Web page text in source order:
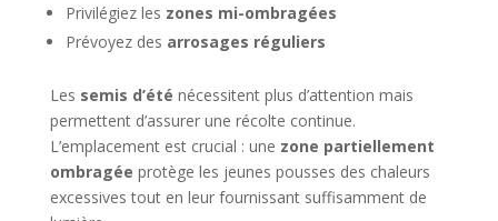
Privilégiez les zones mi-ombragées
Prévoyez des arrosages réguliers
Les semis d’été nécessitent plus d’attention mais
permettent d’assurer une récolte continue.
L’emplacement est crucial : une zone partiellement
ombragée protège les jeunes pousses des chaleurs
excessives tout en leur fournissant suffisamment de